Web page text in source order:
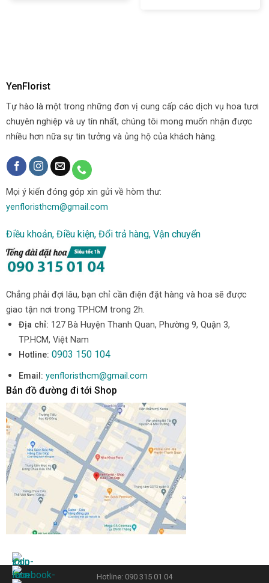
YenFlorist
Tự hào là một trong những đơn vị cung cấp các dịch vụ hoa tươi
chuyên nghiệp và uy tín nhất, chúng tôi mong muốn nhận được
nhiều hơn nữa sự tin tưởng và ủng hộ của khách hàng.
Mọi ý kiến đóng góp xin gửi về hòm thư:
yenfloristhcm@gmail.com
Điều khoản, Điều kiện, Đổi trả hàng, Vận chuyển
Chẳng phải đợi lâu, bạn chỉ cần điện đặt hàng và hoa sẽ được
giao tận nơi trong TP.HCM trong 2h.
Địa chỉ: 127 Bà Huyện Thanh Quan, Phường 9, Quận 3,
TP.HCM, Việt Nam
Hotline: 0903 150 104
Email: yenfloristhcm@gmail.com
Bản đồ đường đi tới Shop
Hotline: 090 315 01 04